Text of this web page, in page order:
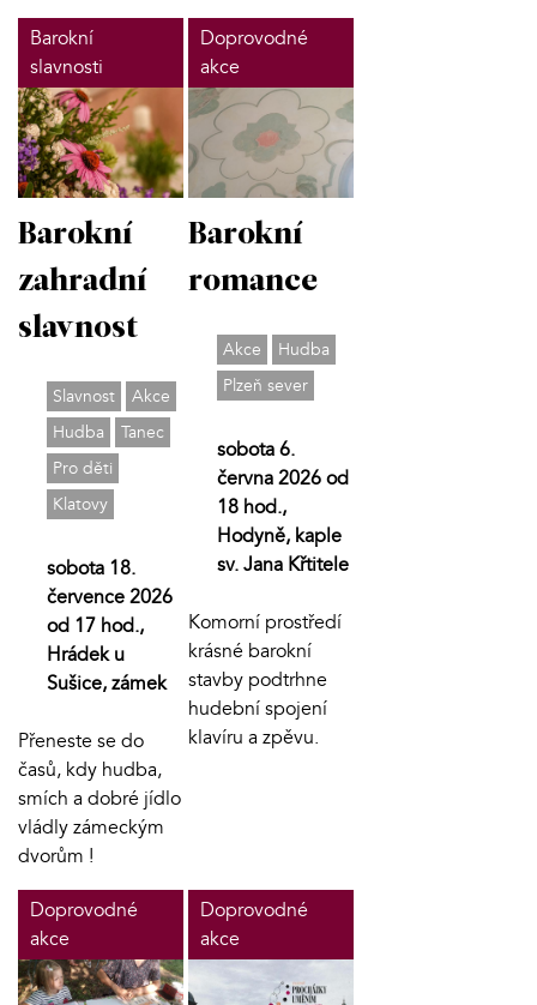
Barokní
slavnosti
Barokní
zahradní
slavnost
Slavnost
Akce
Hudba
Tanec
Pro děti
Klatovy
sobota 18.
července 2026
od 17 hod.,
Hrádek u
Sušice, zámek
Přeneste se do
časů, kdy hudba,
smích a dobré jídlo
vládly zámeckým
dvorům !
Doprovodné
akce
Barokní
romance
Akce
Hudba
Plzeň sever
sobota 6.
června 2026 od
18 hod.,
Hodyně, kaple
sv. Jana Křtitele
Komorní prostředí
krásné barokní
stavby podtrhne
hudební spojení
klavíru a zpěvu.
Doprovodné
akce
Doprovodné
akce